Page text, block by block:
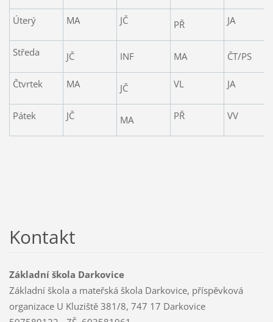
Úterý MA JČ PŘ JA
Středa JČ INF MA ČT/PS
Čtvrtek MA JČ VL JA
Pátek JČ MA PŘ VV
Kontakt
Základní škola Darkovice
Základní škola a mateřská škola Darkovice, příspěvková
organizace U Kluziště 381/8, 747 17 Darkovice